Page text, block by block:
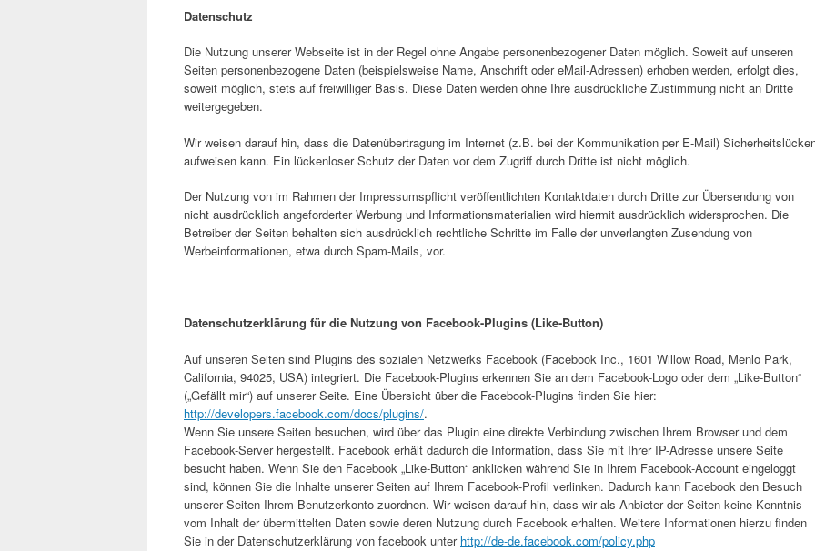
Datenschutz
Die Nutzung unserer Webseite ist in der Regel ohne Angabe personenbezogener Daten möglich. Soweit auf unseren
Seiten personenbezogene Daten (beispielsweise Name, Anschrift oder eMail-Adressen) erhoben werden, erfolgt dies,
soweit möglich, stets auf freiwilliger Basis. Diese Daten werden ohne Ihre ausdrückliche Zustimmung nicht an Dritte
weitergegeben.
Wir weisen darauf hin, dass die Datenübertragung im Internet (z.B. bei der Kommunikation per E-Mail)
aufweisen kann. Ein lückenloser Schutz der Daten vor dem Zugriff durch Dritte ist nicht möglich.
Der Nutzung von im Rahmen der Impressumspflicht veröffentlichten Kontaktdaten durch Dritte zur Übersendung von
nicht ausdrücklich angeforderter Werbung und Informationsmaterialien wird hiermit ausdrücklich widersprochen. Die
Betreiber der Seiten behalten sich ausdrücklich rechtliche Schritte im Falle der unverlangten Zusendung von
Werbeinformationen, etwa durch Spam-Mails, vor.
Datenschutzerklärung für die Nutzung von Facebook-Plugins (Like-Button)
Auf unseren Seiten sind Plugins des sozialen Netzwerks Facebook (Facebook Inc., 1601 Willow Road, Menlo Park,
California, 94025, USA) integriert. Die Facebook-Plugins erkennen Sie an dem Facebook-Logo oder dem „Like-Button“
(„Gefällt mir“) auf unserer Seite. Eine Übersicht über die Facebook-Plugins finden Sie hier:
http://developers.facebook.com/docs/plugins/.
Wenn Sie unsere Seiten besuchen, wird über das Plugin eine direkte Verbindung zwischen Ihrem Browser und dem
Facebook-Server hergestellt. Facebook erhält dadurch die Information, dass Sie mit Ihrer IP-Adresse unsere Seite
besucht haben. Wenn Sie den Facebook „Like-Button“ anklicken während Sie in Ihrem Facebook-Account eingeloggt
sind, können Sie die Inhalte unserer Seiten auf Ihrem Facebook-Profil verlinken. Dadurch kann Facebook den Besuch
unserer Seiten Ihrem Benutzerkonto zuordnen. Wir weisen darauf hin, dass wir als Anbieter der Seiten keine Kenntnis
vom Inhalt der übermittelten Daten sowie deren Nutzung durch Facebook erhalten. Weitere Informationen hierzu finden
Sie in der Datenschutzerklärung von facebook unter http://de-de.facebook.com/policy.php